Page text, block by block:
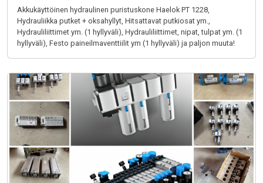
Akkukäyttöinen hydraulinen puristuskone Haelok PT 1228,
Hydrauliikka putket + oksahyllyt, Hitsattavat putkiosat ym.,
Hydrauliliittimet ym. (1 hyllyväli), Hydrauliliittimet, nipat, tulpat ym. (1
hyllyväli), Festo paineilmaventtiilit ym (1 hyllyväli) ja paljon muuta!